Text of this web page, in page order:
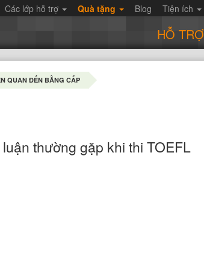
Các lớp hỗ trợ Quà tặng Blog Tiện ích
HỖ TRỢ
QUAN ĐẾN BẰNG CẤP
thường gặp khi thi TOEFL